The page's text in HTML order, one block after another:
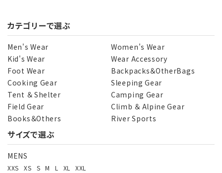
カテゴリーで選ぶ
Men's Wear
Women's Wear
Kid's Wear
Wear Accessory
Foot Wear
Backpacks＆OtherBags
Cooking Gear
Sleeping Gear
Tent ＆ Shelter
Camping Gear
Field Gear
Climb ＆ Alpine Gear
Books＆Others
River Sports
サイズで選ぶ
MENS
XXS XS S M L XL XXL